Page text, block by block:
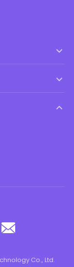
Co., Ltd.